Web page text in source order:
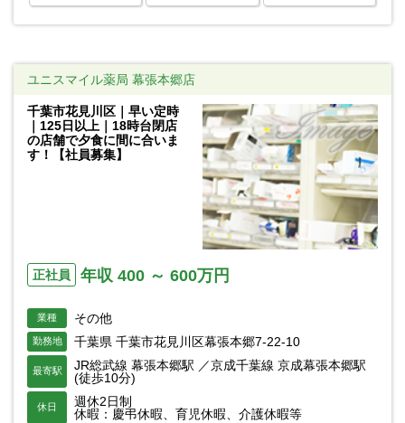
ユニスマイル薬局 幕張本郷店
千葉市花見川区｜早い定時
｜125日以上｜18時台閉店
の店舗で夕食に間に合いま
す！【社員募集】
正社員 年収 400 ～ 600万円
業種 その他
勤務地 千葉県 千葉市花見川区幕張本郷7-22-10
最寄駅
JR総武線 幕張本郷駅 ／京成千葉線 京成幕張本郷駅
(徒歩10分)
休日
週休2日制
休暇：慶弔休暇、育児休暇、介護休暇等